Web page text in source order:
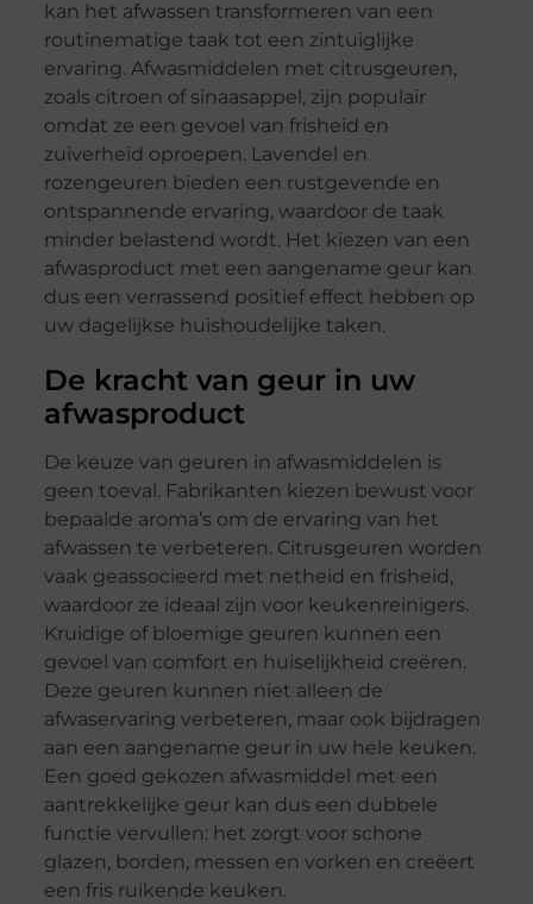
kan het afwassen transformeren van een
routinematige taak tot een zintuiglijke
ervaring. Afwasmiddelen met citrusgeuren,
zoals citroen of sinaasappel, zijn populair
omdat ze een gevoel van frisheid en
zuiverheid oproepen. Lavendel en
rozengeuren bieden een rustgevende en
ontspannende ervaring, waardoor de taak
minder belastend wordt. Het kiezen van een
afwasproduct met een aangename geur kan
dus een verrassend positief effect hebben op
uw dagelijkse huishoudelijke taken.
De kracht van geur in uw
afwasproduct
De keuze van geuren in afwasmiddelen is
geen toeval. Fabrikanten kiezen bewust voor
bepaalde aroma’s om de ervaring van het
afwassen te verbeteren. Citrusgeuren worden
vaak geassocieerd met netheid en frisheid,
waardoor ze ideaal zijn voor keukenreinigers.
Kruidige of bloemige geuren kunnen een
gevoel van comfort en huiselijkheid creëren.
Deze geuren kunnen niet alleen de
afwaservaring verbeteren, maar ook bijdragen
aan een aangename geur in uw hele keuken.
Een goed gekozen afwasmiddel met een
aantrekkelijke geur kan dus een dubbele
functie vervullen: het zorgt voor schone
glazen, borden, messen en vorken en creëert
een fris ruikende keuken.